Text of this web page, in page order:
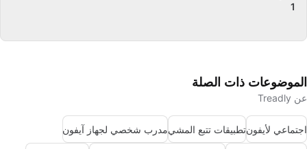
1
الموضوعات ذات الصلة
عن Treadly
اجتماعي لأيفونتطبيقات تتبع المشيمدرب شخصي لجهاز آيفون